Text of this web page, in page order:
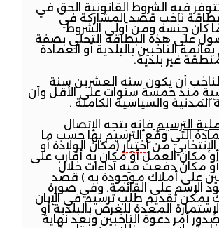
فيه الشروط القانونية الحق في
ناخب قصد المشاركة في
كان جنسه ومن أولى الشروط
على هذه البطاقة التحلي بصفة
الناخبين بالبلدية أو العمادة
غير بلدية.
أن يكون سنه العشرين سنة
منذ خمسة سنوات على الأقل وأن
والسياسية الكاملة .
الترسيمفإنه يتجه الإتصال
التي وقع الترسيم بها حسب ما
مناختيار(مكان الولادة أو
مكان العمل أو مكان به أقارب على
مكان دفعت فيه آداءات خلال
على أملاك موجودة به ) قصد
الإسم على القائمة. وفي صورة
تقديم طلب ترسيم في الإبان
المعدة للغرض بالبلدية أو
أمر دعوة الناخبين وبعد نهاية